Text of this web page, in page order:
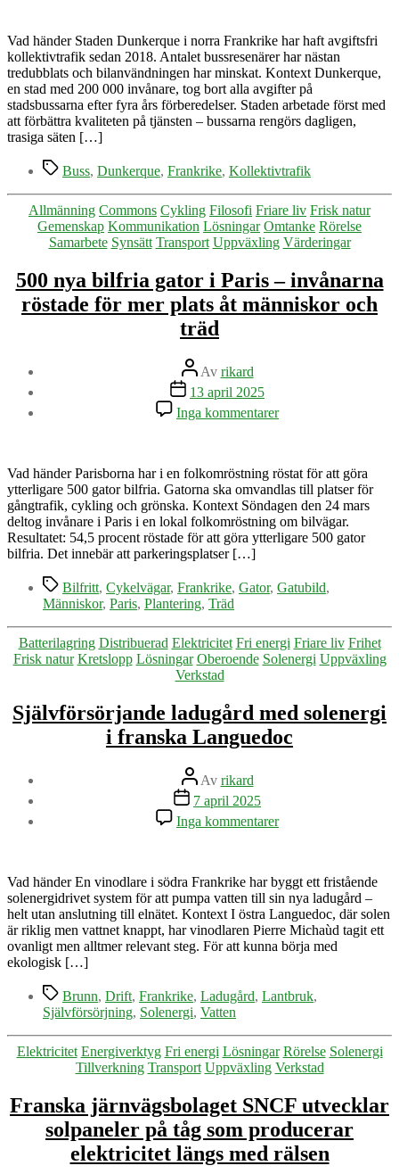
–
gratis
kollektivtrafik
fungerar
Vad händer Staden Dunkerque i norra Frankrike har haft avgiftsfri
kollektivtrafik sedan 2018. Antalet bussresenärer har nästan
tredubblats och bilanvändningen har minskat. Kontext Dunkerque,
en stad med 200 000 invånare, tog bort alla avgifter på
stadsbussarna efter fyra års förberedelser. Staden arbetade först med
att förbättra kvaliteten på tjänsten – bussarna rengörs dagligen,
trasiga säten […]
Etiketter
Buss, Dunkerque, Frankrike, Kollektivtrafik
Kategorier
Allmänning Commons Cykling Filosofi Friare liv Frisk natur
Gemenskap Kommunikation Lösningar Omtanke Rörelse
Samarbete Synsätt Transport Uppväxling Värderingar
500 nya bilfria gator i Paris – invånarna
röstade för mer plats åt människor och
träd
Inläggsförfattare
Av rikard
Inläggsdatum
13 april 2025
Inga kommentarertill
500
gator
i
Paris
–
invånarna
mer
människor
och
träd
Vad händer Parisborna har i en folkomröstning röstat för att göra
ytterligare 500 gator bilfria. Gatorna ska omvandlas till platser för
gångtrafik, cykling och grönska. Kontext Söndagen den 24 mars
deltog invånare i Paris i en lokal folkomröstning om bilvägar.
Resultatet: 54,5 procent röstade för att göra ytterligare 500 gator
bilfria. Det innebär att parkeringsplatser […]
Etiketter
Bilfritt, Cykelvägar, Frankrike, Gator, Gatubild,
Människor, Paris, Plantering, Träd
Kategorier
Batterilagring Distribuerad Elektricitet Fri energi Friare liv Frihet
Frisk natur Kretslopp Lösningar Oberoende Solenergi Uppväxling
Verkstad
Självförsörjande ladugård med solenergi
i franska Languedoc
Inläggsförfattare
Av rikard
Inläggsdatum
7 april 2025
Inga kommentarertill
Självförsörjande
solenergi
i
franska
Languedoc
Vad händer En vinodlare i södra Frankrike har byggt ett fristående
solenergidrivet system för att pumpa vatten till sin nya ladugård –
helt utan anslutning till elnätet. Kontext I östra Languedoc, där solen
är riklig men vattnet knappt, har vinodlaren Pierre Michaùd tagit ett
ovanligt men alltmer relevant steg. För att kunna börja med
ekologisk […]
Etiketter
Brunn, Drift, Frankrike, Ladugård, Lantbruk,
Självförsörjning, Solenergi, Vatten
Kategorier
Elektricitet Energiverktyg Fri energi Lösningar Rörelse Solenergi
Tillverkning Transport Uppväxling Verkstad
Franska järnvägsbolaget SNCF utvecklar
solpaneler på tåg som producerar
elektricitet längs med rälsen